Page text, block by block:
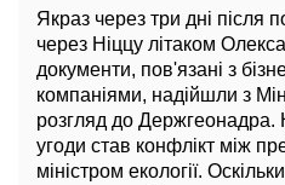
Якраз через три дні після
через Ніццу літаком
документи, пов'язані з
компаніями, надійшли з
розгляд до Держгеонадра.
угоди став конфлікт між
міністром екології.